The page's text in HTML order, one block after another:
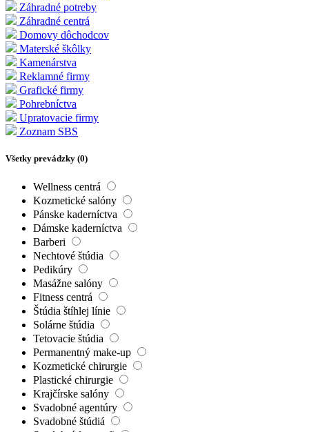
Záhradné potreby
Záhradné centrá
Domovy dôchodcov
Materské škôlky
Kamenárstva
Reklamné firmy
Grafické firmy
Pohrebníctva
Upratovacie firmy
Zoznam SBS
Všetky prevádzky (0)
Wellness centrá
Kozmetické salóny
Pánske kaderníctva
Dámske kaderníctva
Barberi
Nechtové štúdia
Pedikúry
Masážne salóny
Fitness centrá
Štúdia štíhlej línie
Solárne štúdia
Tetovacie štúdia
Permanentný make-up
Kozmetické chirurgie
Plastické chirurgie
Krajčírske salóny
Svadobné agentúry
Svadobné štúdiá